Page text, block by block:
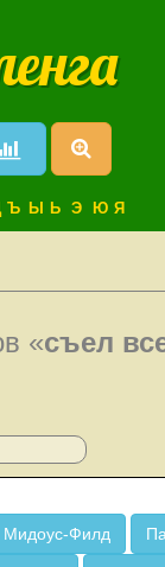
Ъ Ы Ь Э Ю Я
«съел
Мидоус-Филд